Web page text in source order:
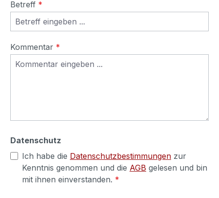
Betreff *
Kommentar *
Datenschutz
Ich habe die Datenschutzbestimmungen zur
Kenntnis genommen und die AGB gelesen und bin
mit ihnen einverstanden. *